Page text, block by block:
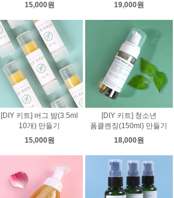
15,000원
19,000원
[DIY 키트] 버그 밤(3.5ml
10개) 만들기
15,000원
[DIY 키트] 청소년
폼클렌징(150ml) 만들기
18,000원